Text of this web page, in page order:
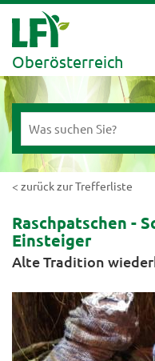
Oberösterreich
< zurück zur Trefferliste
Raschpatschen -
Einsteiger
Alte Tradition